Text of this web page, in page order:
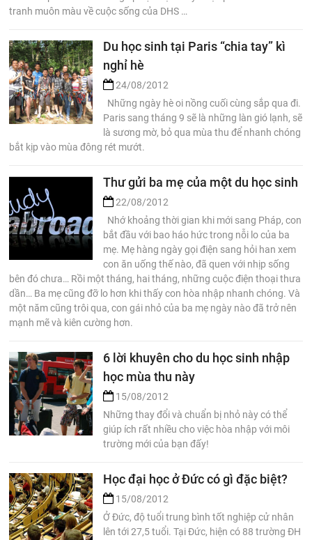
tranh muôn màu về cuộc sống của DHS …
Du học sinh tại Paris “chia tay” kì
nghỉ hè
24/08/2012
Những ngày hè oi nồng cuối cùng sắp qua đi.
Paris sang tháng 9 sẽ là những làn gió lạnh, sẽ
là sương mờ, bỏ qua mùa thu để nhanh chóng
bắt kịp vào mùa đông rét mướt.
Thư gửi ba mẹ của một du học sinh
22/08/2012
Nhớ khoảng thời gian khi mới sang Pháp, con
bắt đầu với bao háo hức trong nỗi lo của ba
mẹ. Mẹ hàng ngày gọi điện sang hỏi han xem
con ăn uống thế nào, đã quen với nhịp sống
bên đó chưa… Rồi một tháng, hai tháng, những cuộc điện thoại thưa
dần… Ba mẹ cũng đỡ lo hơn khi thấy con hòa nhập nhanh chóng. Và
một năm cũng trôi qua, con gái nhỏ của ba mẹ ngày nào đã trở nên
mạnh mẽ và kiên cường hơn.
6 lời khuyên cho du học sinh nhập
học mùa thu này
15/08/2012
Những thay đổi và chuẩn bị nhỏ này có thể
giúp ích rất nhiều cho việc hòa nhập với môi
trường mới của bạn đấy!
Học đại học ở Đức có gì đặc biệt?
15/08/2012
Ở Đức, độ tuổi trung bình tốt nghiệp cử nhân
lên tới 27,5 tuổi. Tại Đức, hiện có 88 trường ĐH